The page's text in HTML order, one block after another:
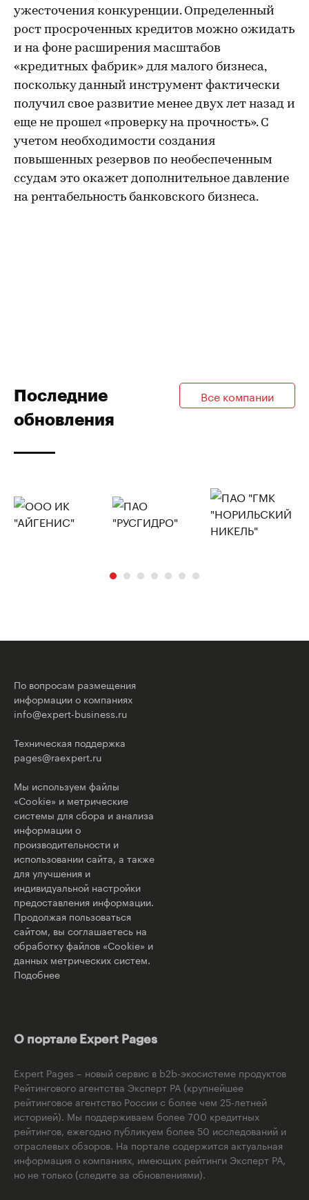
ужесточения конкуренции. Определенный
рост просроченных кредитов можно ожидать
и на фоне расширения масштабов
«кредитных фабрик» для малого бизнеса,
поскольку данный инструмент фактически
получил свое развитие менее двух лет назад и
еще не прошел «проверку на прочность». С
учетом необходимости создания
повышенных резервов по необеспеченным
ссудам это окажет дополнительное давление
на рентабельность банковского бизнеса.
Последние
обновления
Все компании
По вопросам размещения
информации о компаниях
info@expert-business.ru
Техническая поддержка
pages@raexpert.ru
Мы используем файлы
«Cookie» и метрические
системы для сбора и анализа
информации о
производительности и
использовании сайта, а также
для улучшения и
индивидуальной настройки
предоставления информации.
Продолжая пользоваться
сайтом, вы соглашаетесь на
обработку файлов «Cookie» и
данных метрических систем.
Подобнее
О портале Expert Pages
Expert Pages – новый сервис в b2b-экосистеме продуктов
Рейтингового агентства Эксперт РА (крупнейшее
рейтинговое агентство России с более чем 25-летней
историей). Мы поддерживаем более 700 кредитных
рейтингов, ежегодно публикуем более 50 исследований и
отраслевых обзоров. На портале содержится актуальная
информация о компаниях, имеющих рейтинги Эксперт РА,
но не только (следите за обновлениями).